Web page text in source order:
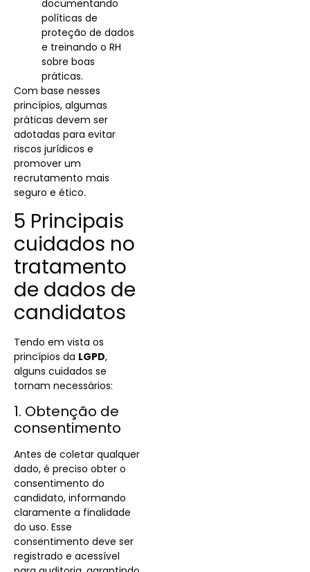
documentando
políticas de
proteção de dados
e treinando o RH
sobre boas
práticas.
Com base nesses
princípios, algumas
práticas devem ser
adotadas para evitar
riscos jurídicos e
promover um
recrutamento mais
seguro e ético.
5 Principais
cuidados no
tratamento
de dados de
candidatos
Tendo em vista os
princípios da LGPD,
alguns cuidados se
tornam necessários:
1. Obtenção de
consentimento
Antes de coletar qualquer
dado, é preciso obter o
consentimento do
candidato, informando
claramente a finalidade
do uso. Esse
consentimento deve ser
registrado e acessível